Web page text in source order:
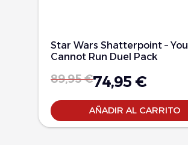
Star Wars Shatterpoint – You
Cannot Run Duel Pack
89,95€74,95 €
AÑADIR AL CARRITO